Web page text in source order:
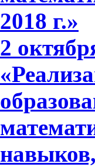
2018 г.»
2
навыков,